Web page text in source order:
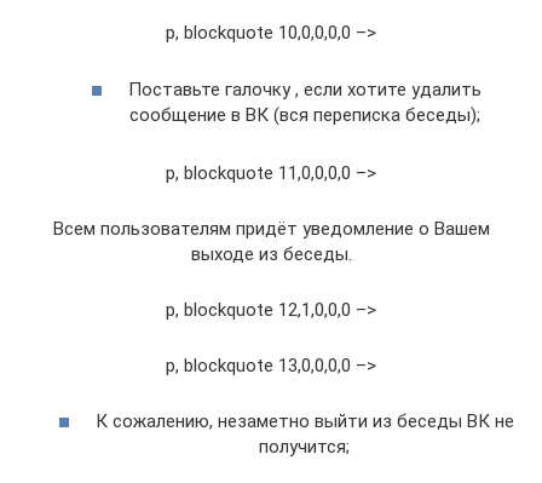
p, blockquote 10,0,0,0,0 –>
Поставьте галочку , если хотите удалить
сообщение в ВК (вся переписка беседы);
p, blockquote 11,0,0,0,0 –>
Всем пользователям придёт уведомление о Вашем
выходе из беседы.
p, blockquote 12,1,0,0,0 –>
p, blockquote 13,0,0,0,0 –>
К сожалению, незаметно выйти из беседы ВК не
получится;